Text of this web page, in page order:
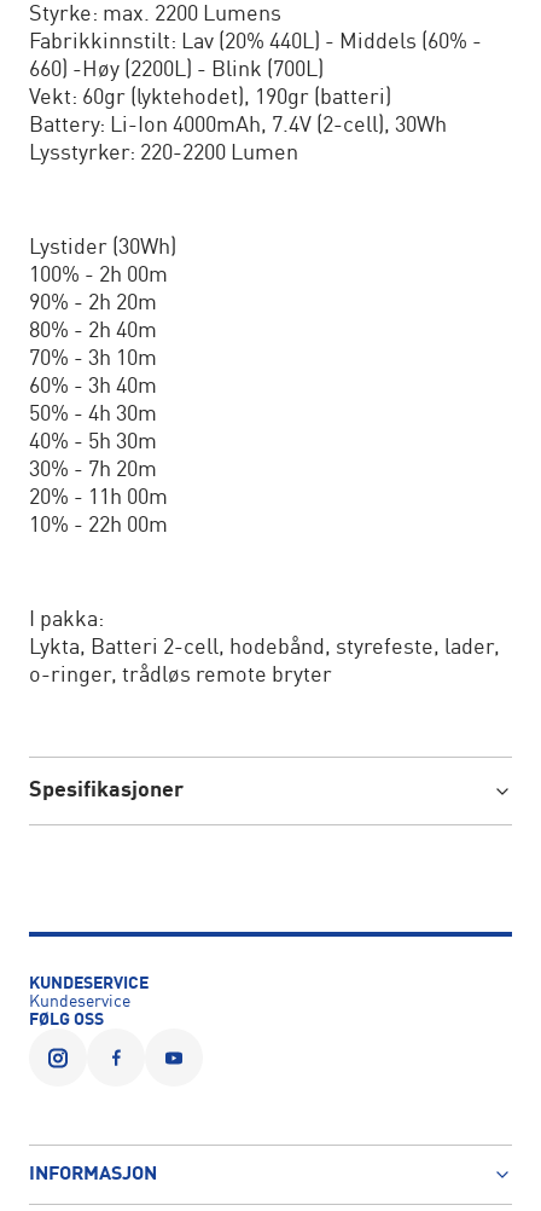
Styrke: max. 2200 Lumens
Fabrikkinnstilt: Lav (20% 440L) - Middels (60% -
660) -Høy (2200L) - Blink (700L)
Vekt: 60gr (lyktehodet), 190gr (batteri)
Battery: Li-Ion 4000mAh, 7.4V (2-cell), 30Wh
Lysstyrker: 220-2200 Lumen
Lystider (30Wh)
100% - 2h 00m
90% - 2h 20m
80% - 2h 40m
70% - 3h 10m
60% - 3h 40m
50% - 4h 30m
40% - 5h 30m
30% - 7h 20m
20% - 11h 00m
10% - 22h 00m
I pakka:
Lykta, Batteri 2-cell, hodebånd, styrefeste, lader,
o-ringer, trådløs remote bryter
Spesifikasjoner
KUNDESERVICE
Kundeservice
FØLG OSS
INFORMASJON